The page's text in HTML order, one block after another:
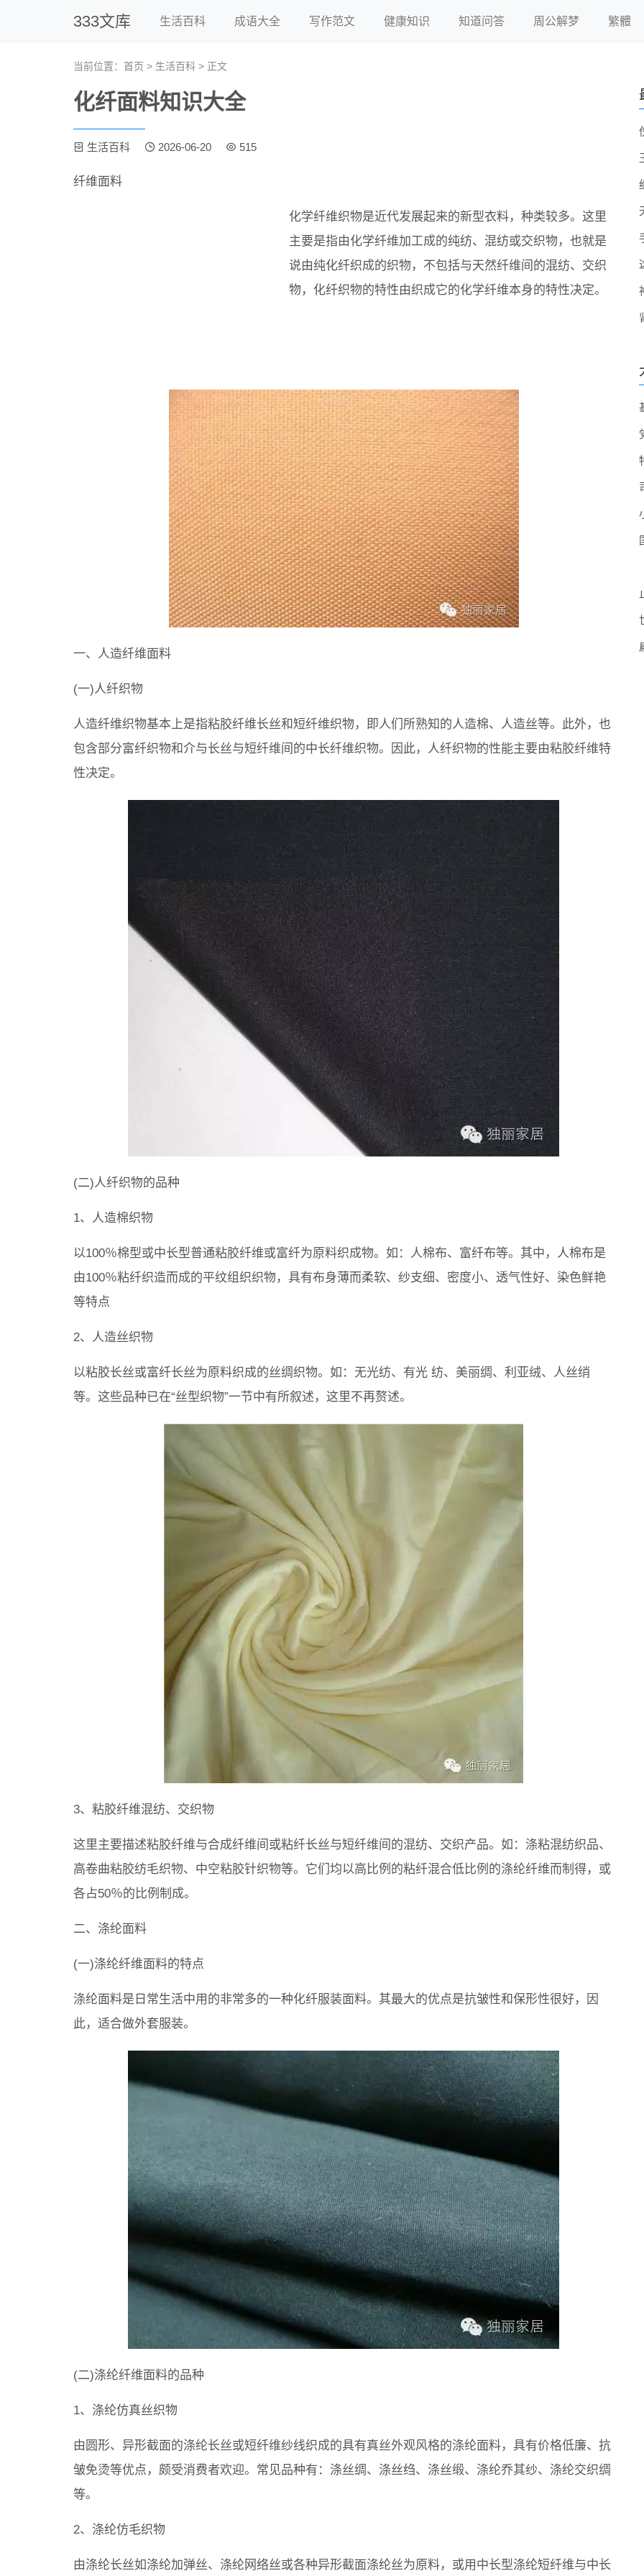
333文库 生活百科 成语大全 写作范文 健康知识 知道问答 周公解梦 繁體
当前位置： 首页 > 生活百科 > 正文
化纤面料知识大全
生活百科 2026-06-20 515
纤维面料
化学纤维织物是近代发展起来的新型衣料，种类较多。这里
主要是指由化学纤维加工成的纯纺、混纺或交织物，也就是
说由纯化纤织成的织物，不包括与天然纤维间的混纺、交织
物，化纤织物的特性由织成它的化学纤维本身的特性决定。
一、人造纤维面料
(一)人纤织物
人造纤维织物基本上是指粘胶纤维长丝和短纤维织物，即人们所熟知的人造棉、人造丝等。此外，也
包含部分富纤织物和介与长丝与短纤维间的中长纤维织物。因此，人纤织物的性能主要由粘胶纤维特
性决定。
(二)人纤织物的品种
1、人造棉织物
以100％棉型或中长型普通粘胶纤维或富纤为原料织成物。如：人棉布、富纤布等。其中，人棉布是
由100％粘纤织造而成的平纹组织织物，具有布身薄而柔软、纱支细、密度小、透气性好、染色鲜艳
等特点
2、人造丝织物
以粘胶长丝或富纤长丝为原料织成的丝绸织物。如：无光纺、有光 纺、美丽绸、利亚绒、人丝绡
等。这些品种已在“丝型织物”一节中有所叙述，这里不再赘述。
3、粘胶纤维混纺、交织物
这里主要描述粘胶纤维与合成纤维间或粘纤长丝与短纤维间的混纺、交织产品。如：涤粘混纺织品、
高卷曲粘胶纺毛织物、中空粘胶针织物等。它们均以高比例的粘纤混合低比例的涤纶纤维而制得，或
各占50％的比例制成。
二、涤纶面料
(一)涤纶纤维面料的特点
涤纶面料是日常生活中用的非常多的一种化纤服装面料。其最大的优点是抗皱性和保形性很好，因
此，适合做外套服装。
(二)涤纶纤维面料的品种
1、涤纶仿真丝织物
由圆形、异形截面的涤纶长丝或短纤维纱线织成的具有真丝外观风格的涤纶面料，具有价格低廉、抗
皱免烫等优点，颇受消费者欢迎。常见品种有：涤丝绸、涤丝绉、涤丝缎、涤纶乔其纱、涤纶交织绸
等。
2、涤纶仿毛织物
由涤纶长丝如涤纶加弹丝、涤纶网络丝或各种异形截面涤纶丝为原料，或用中长型涤纶短纤维与中长